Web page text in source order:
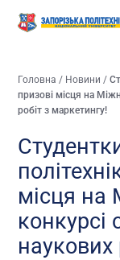
Головна / Новини /
призові місця на
робіт з маркетингу!
місця на
конкурсі
наукових